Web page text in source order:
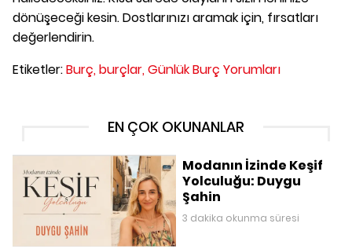
dönüşeceği kesin. Dostlarınızı aramak için, fırsatları
değerlendirin.
Etiketler:Burç,burçlar,Günlük Burç Yorumları
EN ÇOK OKUNANLAR
Modanın İzinde Keşif
Yolculuğu: Duygu
Şahin
3 dakika okunma süresi